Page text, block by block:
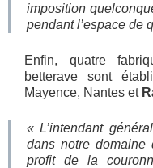
imposition
pendant l’espace de
Enfin, quatre
betterave sont
Mayence, Nantes et
«L’intendant
dans notre
profit de la